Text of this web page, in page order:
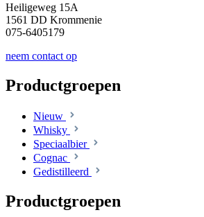
Heiligeweg 15A
1561 DD Krommenie
075-6405179
neem contact op
Productgroepen
Nieuw
Whisky
Speciaalbier
Cognac
Gedistilleerd
Productgroepen